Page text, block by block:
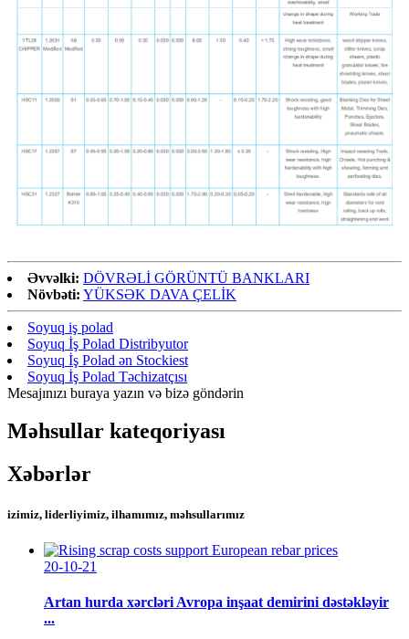
Əvvəlki: DÖVRƏLİ GÖRÜNTÜ BANKLARI
Növbəti: YÜKSƏK DAVA ÇELİK
Soyuq iş polad
Soyuq İş Polad Distribyutor
Soyuq İş Polad ən Stockiest
Soyuq İş Polad Təchizatçısı
Mesajınızı buraya yazın və bizə göndərin
Məhsullar kateqoriyası
Xəbərlər
izimiz, liderliyimiz, ilhamımız, məhsullarımız
20-10-21
Artan hurda xərcləri Avropa inşaat demirini dəstəkləyir
...